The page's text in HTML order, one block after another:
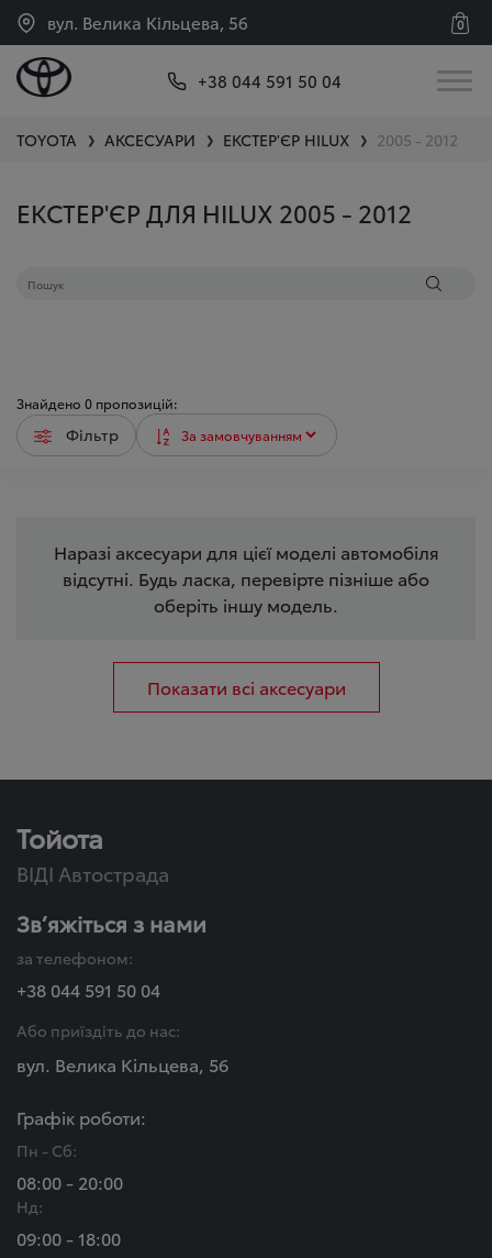
вул. Велика Кільцева, 56 0
+38 044 591 50 04
TOYOTA ❯ АКСЕСУАРИ ❯ ЕКСТЕР'ЄР HILUX ❯ 2005 - 2012
ЕКСТЕР'ЄР ДЛЯ HILUX 2005 - 2012
Знайдено 0 пропозицій:
Фільтр
Наразі аксесуари для цієї моделі автомобіля
відсутні. Будь ласка, перевірте пізніше або
оберіть іншу модель.
Показати всі аксесуари
Тойота
ВІДІ Автострада
Зв’яжіться з нами
за телефоном:
+38 044 591 50 04
Або приїздіть до нас:
вул. Велика Кільцева, 56
Графік роботи:
Пн - Сб:
08:00 - 20:00
Нд:
09:00 - 18:00